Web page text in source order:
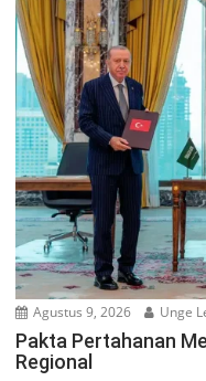
Agustus 9, 2026 Unge
Pakta Pertahanan
Regional